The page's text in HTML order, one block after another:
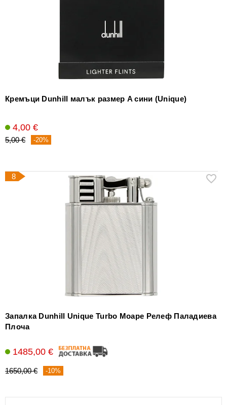
Кремъци Dunhill малък размер A сини (Unique)
4,00 €
5,00 € -20%
8
Запалка Dunhill Unique Turbo Моаре Релеф Паладиева
Плоча
1485,00 €
1650,00 € -10%